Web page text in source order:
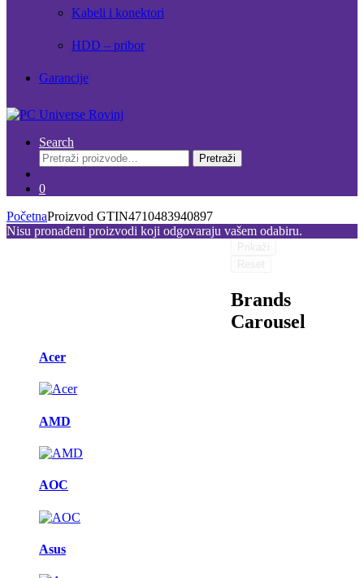
Kabeli i konektori
HDD – pribor
Garancije
Search
Pretraži:
Pretraži
0
PočetnaProizvod GTIN4710483940897
Nisu pronađeni proizvodi koji odgovaraju vašem odabiru.
Brands
Carousel
Acer
AMD
AOC
Asus